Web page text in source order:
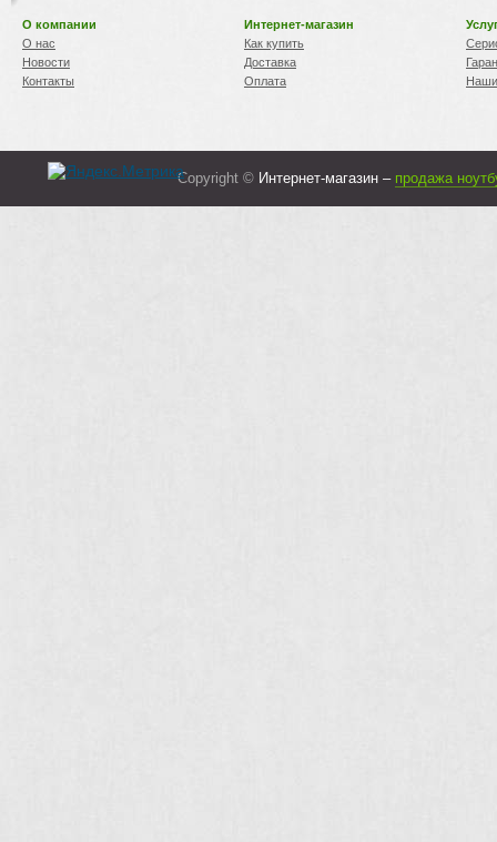
О компании
О нас
Новости
Контакты
Интернет-магазин
Как купить
Доставка
Оплата
Copyright © Интернет-магазин – продажа